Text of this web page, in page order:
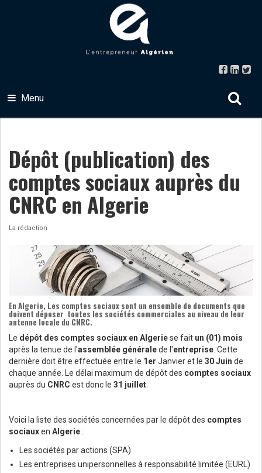
Menu
Dépôt (publication) des
comptes sociaux auprès du
CNRC en Algerie
La rédaction
En Algerie, Les comptes sociaux sont un ensemble de documents que
doivent déposer toutes les sociétés commerciales au niveau de leur
antenne locale du CNRC.
Le dépôt des comptes sociaux en Algeriese fait un (01) mois
après la tenue de l'assemblée généralede l'entreprise . Cette
dernière doit être effectuée entre le 1er Janvier et le 30 Juin de
chaque année. Le délai maximum de dépôt des comptes sociaux
auprès du CNRC est donc le 31 juillet
Voici la liste des sociétés concernées par le dépôt des comptes
sociauxen Algerie :
Les sociétés par actions (SPA)
Les entreprises unipersonnelles à responsabilité limitée (EURL)